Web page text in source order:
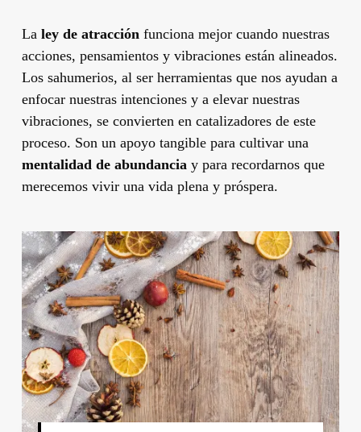
La ley de atracciónfunciona mejor cuando nuestras
acciones, pensamientos y vibraciones están alineados.
Los sahumerios, al ser herramientas que nos ayudan a
enfocar nuestras intenciones y a elevar nuestras
vibraciones, se convierten en catalizadores de este
proceso. Son un apoyo tangible para cultivar una
mentalidad de abundanciay para recordarnos que
merecemos vivir una vida plena y próspera.